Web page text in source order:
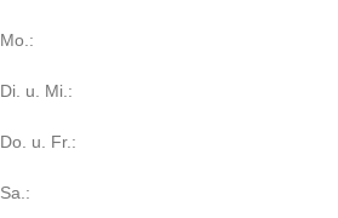
Mo.:
Di. u. Mi.:
Do. u. Fr.:
Sa.: